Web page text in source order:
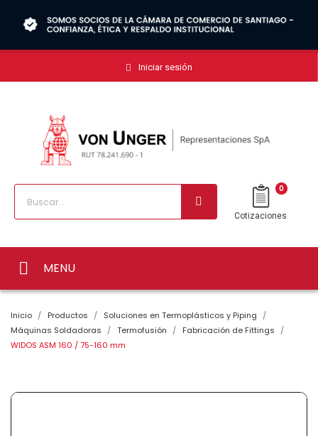
Iniciar sesión
0
Cotizaciones
MENU
Inicio Productos
Soluciones en Termoplásticos y Piping
Máquinas Soldadoras
Termofusión
Fabricación de Fittings
WIDOS ASM 160 / 75-160 mm